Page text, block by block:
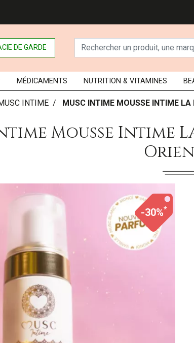
DE GARDE
MÉDICAMENTS NUTRITION & VITAMINES
INTIME MUSC INTIME MOUSSE INTIME
Mousse Intime
-30%*